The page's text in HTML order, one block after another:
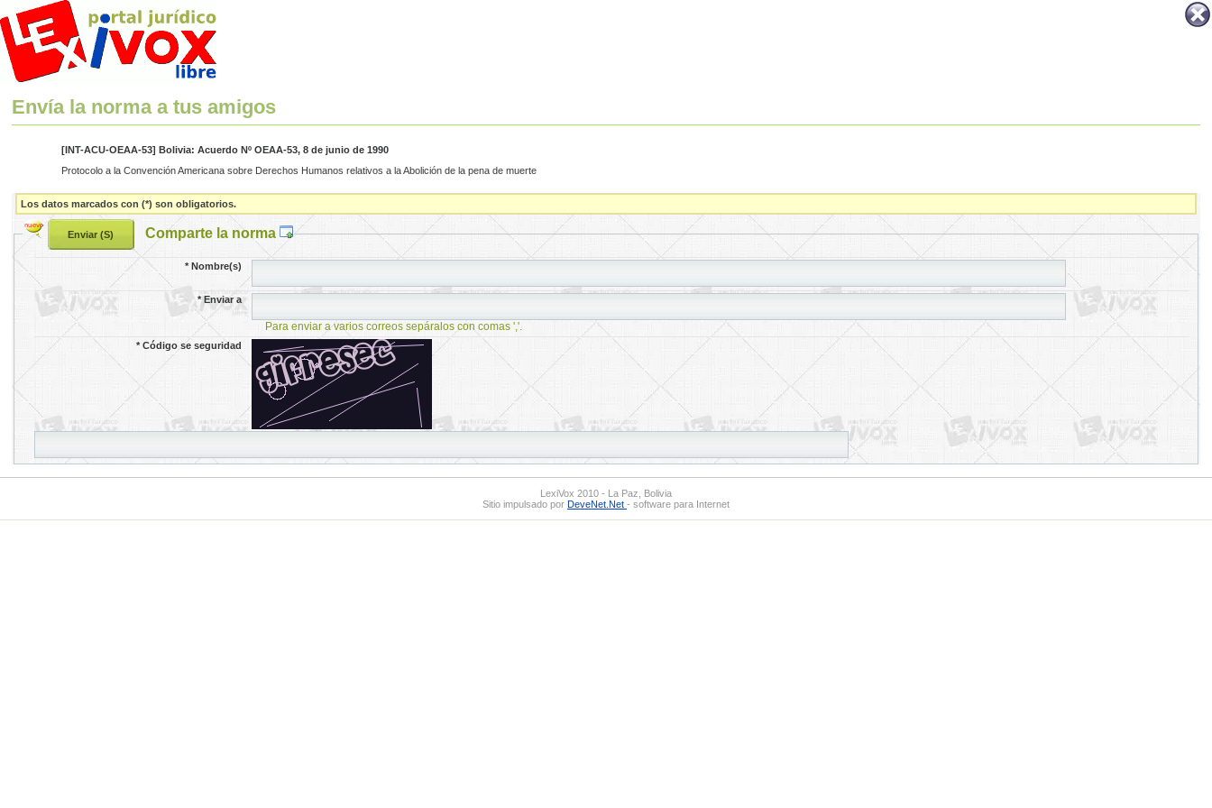
Envía la norma a tus amigos
[INT-ACU-OEAA-53] Bolivia: Acuerdo Nº OEAA-53, 8 de junio de 1990
Protocolo a la Convención Americana sobre Derechos Humanos relativos a la Abolición de la pena de muerte
Los datos marcados con (*) son obligatorios.
Comparte la norma
*Nombre(s)
*Enviar a
Para enviar a varios correos sepáralos con comas ','.
*Código se seguridad
LexiVox 2010 - La Paz, Bolivia
Sitio impulsado por DeveNet.Net - software para Internet